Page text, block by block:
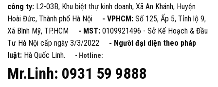
công ty: L2-03B, Khu biệt thự kinh doanh, Xã An Khánh, Huyện
Hoài Đức, Thành phố Hà Nội - VPHCM: Số 125, Ấp 5, Tỉnh lộ 9,
Xã Bình Mỹ, TP.HCM - MST: 0109921496 - Sở Kế Hoạch & Đầu
Tư Hà Nội cấp ngày 3/3/2022 - Người đại diện theo pháp
luật: Hà Quốc Linh. - Hotline:
Mr.Linh: 0931 59 9888